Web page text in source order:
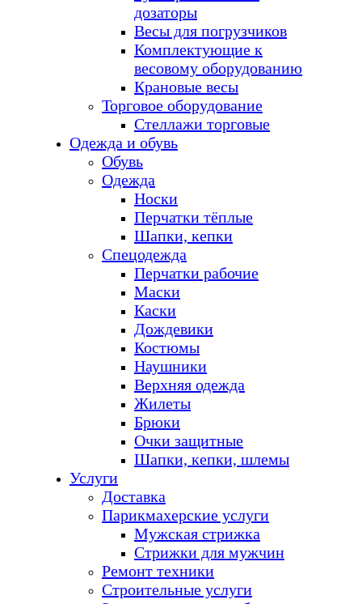
дозаторы
Весы для погрузчиков
Комплектующие к
весовому оборудованию
Крановые весы
Торговое оборудование
Стеллажи торговые
Одежда и обувь
Обувь
Одежда
Носки
Перчатки тёплые
Шапки, кепки
Спецодежда
Перчатки рабочие
Маски
Каски
Дождевики
Костюмы
Наушники
Верхняя одежда
Жилеты
Брюки
Очки защитные
Шапки, кепки, шлемы
Услуги
Доставка
Парикмахерские услуги
Мужская стрижка
Стрижки для мужчин
Ремонт техники
Строительные услуги